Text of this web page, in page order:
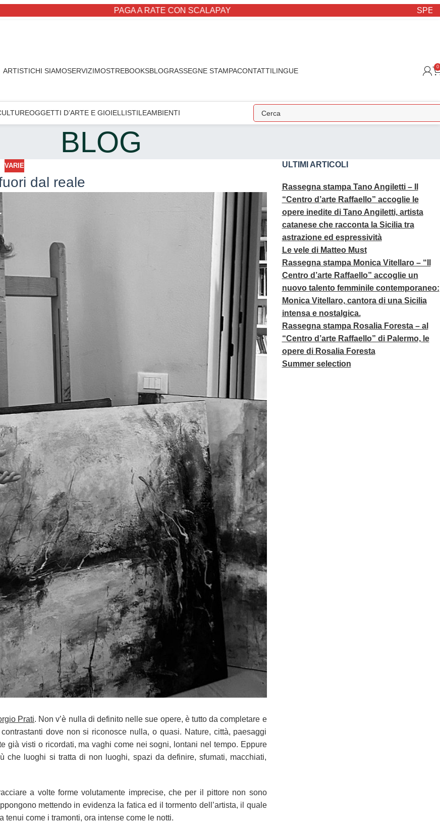
PAGA A RATE CON SCALAPAY
ARTISTICHI SIAMOSERVIZIMOSTREBOOKSBLOGRASSEGNE STAMPACONTATTILINGUE 0
OGGETTI D’ARTE E GIOIELLISTILEAMBIENTI
BLOG
VARIE
dal reale
Prati. Non v’è nulla di definito nelle sue opere, è tutto da completare e
dove non si riconosce nulla, o quasi. Nature, città, paesaggi
già visti o ricordati, ma vaghi come nei sogni, lontani nel tempo. Eppure
che luoghi si tratta di non luoghi, spazi da definire, sfumati, macchiati,
a volte forme volutamente imprecise, che per il pittore non sono
mettendo in evidenza la fatica ed il tormento dell’artista, il quale
come i tramonti, ora intense come le notti.
ULTIMI ARTICOLI
Rassegna stampa Tano Angiletti – Il
“Centro d’arte Raffaello” accoglie le
opere inedite di Tano Angiletti, artista
catanese che racconta la Sicilia tra
astrazione ed espressività
Le vele di Matteo Must
Rassegna stampa Monica Vitellaro – “Il
Centro d’arte Raffaello” accoglie un
nuovo talento femminile contemporaneo:
Monica Vitellaro, cantora di una Sicilia
intensa e nostalgica.
Rassegna stampa Rosalia Foresta – al
“Centro d’arte Raffaello” di Palermo, le
opere di Rosalia Foresta
Summer selection